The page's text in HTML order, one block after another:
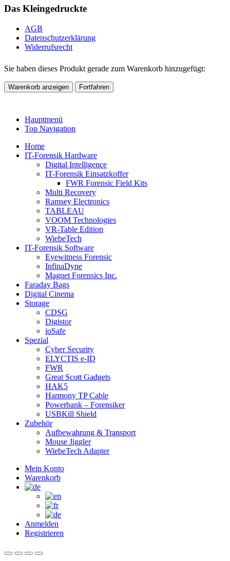
Das Kleingedruckte
AGB
Datenschutzerklärung
Widerrufsrecht
Sie haben dieses Produkt gerade zum Warenkorb hinzugefügt:
Warenkorb anzeigen Fortfahren
Hauptmenü
Top Navigation
Home
IT-Forensik Hardware
Digital Intelligence
IT-Forensik Einsatzkoffer
FWR Forensic Field Kits
Multi Recovery
Ramsey Electronics
TABLEAU
VOOM Technologies
VR-Table Edition
WiebeTech
IT-Forensik Software
Eyewitness Forensic
InfinaDyne
Magnet Forensics Inc.
Faraday Bags
Digital Cinema
Storage
CDSG
Digistor
ioSafe
Spezial
Cyber Security
ELYCTIS e-ID
FWR
Great Scott Gadgets
HAK5
Harmony TP Cable
Powerbank – Forensiker
USBKill Shield
Zubehör
Aufbewahrung & Transport
Mouse Jiggler
WiebeTech Adapter
Mein Konto
Warenkorb
Anmelden
Registrieren